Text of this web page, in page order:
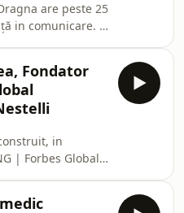
are peste 25
in comunicare. A
iar de 20 de
și
în
beauty,
In ultimii 15 ani
protocol si
al
Fondator
in
| Forbes Global
si